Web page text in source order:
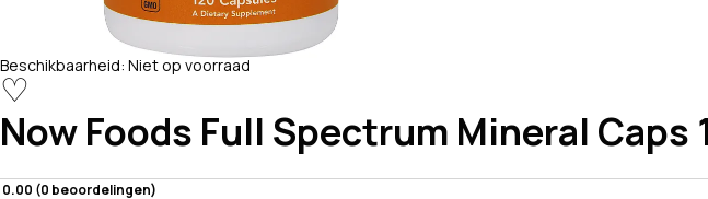
Beschikbaarheid: Niet op voorraad
♡
Now Foods Full Spectrum Mineral Caps
0.00 (0 beoordelingen)